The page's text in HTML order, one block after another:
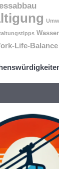
Life-Balance